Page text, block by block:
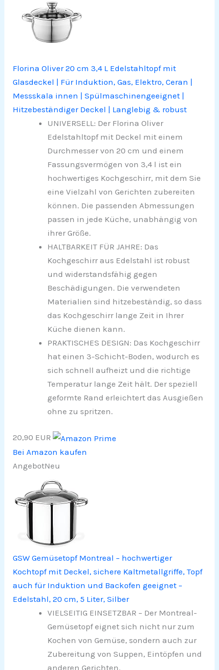
Florina Oliver 20 cm 3,4 L Edelstahltopf mit
Glasdeckel | Für Induktion, Gas, Elektro, Ceran |
Messskala innen | Spülmaschinengeeignet |
Hitzebeständiger Deckel | Langlebig & robust
UNIVERSELL: Der Florina Oliver
Edelstahltopf mit Deckel mit einem
Durchmesser von 20 cm und einem
Fassungsvermögen von 3,4 l ist ein
hochwertiges Kochgeschirr, mit dem Sie
eine Vielzahl von Gerichten zubereiten
können. Die passenden Abmessungen
passen in jede Küche, unabhängig von
ihrer Größe.
HALTBARKEIT FÜR JAHRE: Das
Kochgeschirr aus Edelstahl ist robust
und widerstandsfähig gegen
Beschädigungen. Die verwendeten
Materialien sind hitzebeständig, so dass
das Kochgeschirr lange Zeit in Ihrer
Küche dienen kann.
PRAKTISCHES DESIGN: Das Kochgeschirr
hat einen 3-Schicht-Boden, wodurch es
sich schnell aufheizt und die richtige
Temperatur lange Zeit hält. Der speziell
geformte Rand erleichtert das Ausgießen
ohne zu spritzen.
20,90 EUR
Bei Amazon kaufen
AngebotNeu
GSW Gemüsetopf Montreal – hochwertiger
Kochtopf mit Deckel, sichere Kaltmetallgriffe, Topf
auch für Induktion und Backofen geeignet –
Edelstahl, 20 cm, 5 Liter, Silber
VIELSEITIG EINSETZBAR – Der Montreal-
Gemüsetopf eignet sich nicht nur zum
Kochen von Gemüse, sondern auch zur
Zubereitung von Suppen, Eintöpfen und
anderen Gerichten.